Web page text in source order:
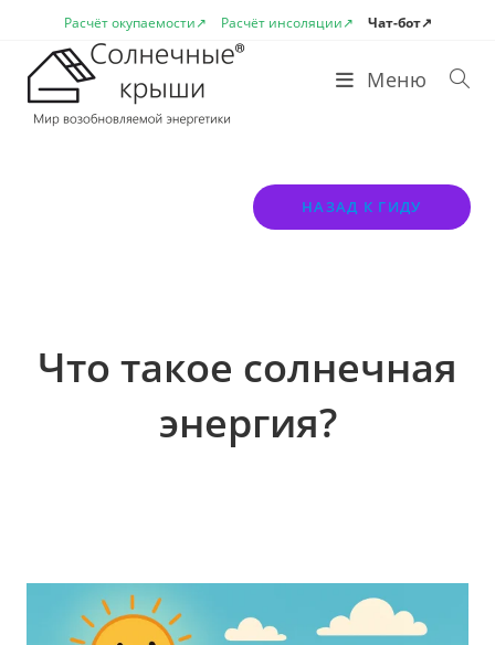
содержимому
Расчёт окупаемости↗ Расчёт инсоляции↗ Чат-бот↗
Меню
НАЗАД К ГИДУ
Что такое солнечная
энергия?